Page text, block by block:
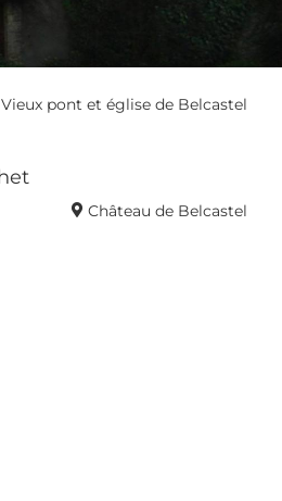
Vieux pont et église de Belcastel
Château de Belcastel